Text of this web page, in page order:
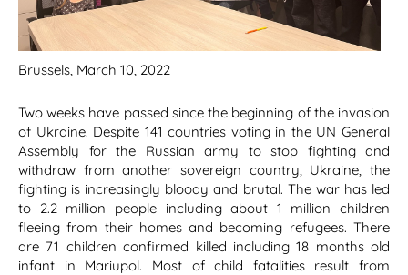
Brussels, March 10, 2022
Two weeks have passed since the beginning of the invasion
of Ukraine. Despite 141 countries voting in the UN General
Assembly for the Russian army to stop fighting and
withdraw from another sovereign country, Ukraine, the
fighting is increasingly bloody and brutal. The war has led
to 2.2 million people including about 1 million children
fleeing from their homes and becoming refugees. There
are 71 children confirmed killed including 18 months old
infant in Mariupol. Most of child fatalities result from